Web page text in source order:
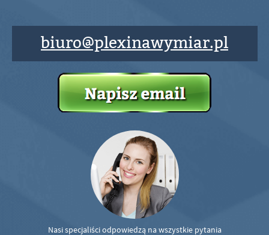
biuro@plexinawymiar.pl
Nasi specjaliści odpowiedzą na wszystkie pytania